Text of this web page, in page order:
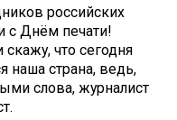
российских
с Днём печати!
что сегодня
наша страна, ведь,
слова, журналист